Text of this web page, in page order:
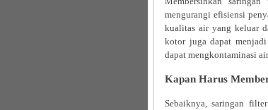
mengurangi efisiensi
kualitas air yang keluar
kotor juga dapat
dapat mengkontaminasi
Kapan Harus
Sebaiknya, saringan